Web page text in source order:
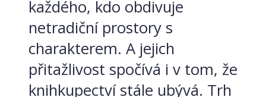
každého, kdo obdivuje
netradiční prostory s
charakterem. A jejich
přitažlivost spočívá i v tom, že
knihkupectví stále ubývá. Trh